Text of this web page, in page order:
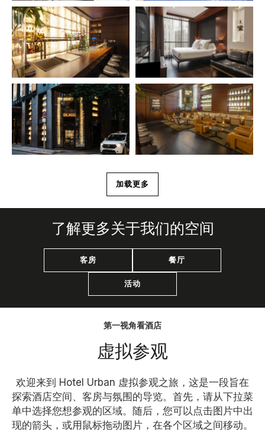
加载更多
了解更多关于我们的空间
客房 餐厅
活动
第一视角看酒店
虚拟参观
欢迎来到 Hotel Urban 虚拟参观之旅，这是一段旨在
探索酒店空间、客房与氛围的导览。首先，请从下拉菜
单中选择您想参观的区域。随后，您可以点击图片中出
现的箭头，或用鼠标拖动图片，在各个区域之间移动。